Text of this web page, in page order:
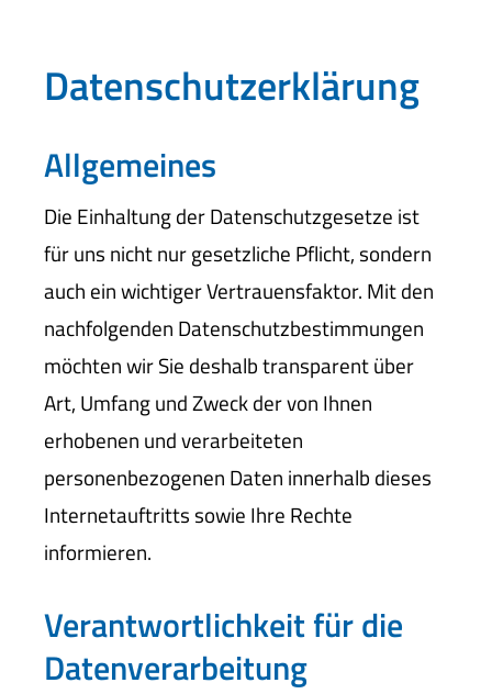
Datenschutzerklärung
Allgemeines
Die Einhaltung der Datenschutzgesetze ist
für uns nicht nur gesetzliche Pflicht, sondern
auch ein wichtiger Vertrauensfaktor. Mit den
nachfolgenden Datenschutzbestimmungen
möchten wir Sie deshalb transparent über
Art, Umfang und Zweck der von Ihnen
erhobenen und verarbeiteten
personenbezogenen Daten innerhalb dieses
Internetauftritts sowie Ihre Rechte
informieren.
Verantwortlichkeit für die
Datenverarbeitung